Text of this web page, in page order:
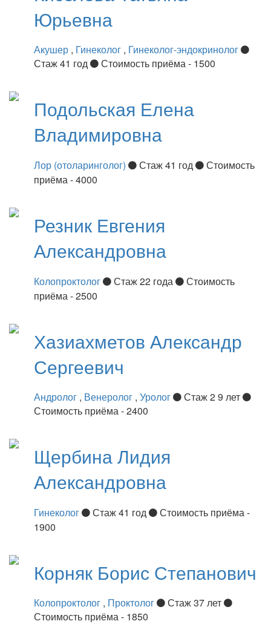
Юрьевна
Акушер , Гинеколог , Гинеколог-эндокринолог
Стаж 41 год
Стоимость приёма - 1500
Подольская Елена
Владимировна
Лор (отоларинголог) Стаж 41 год
Стоимость
приёма - 4000
Резник Евгения
Александровна
Колопроктолог Стаж 22 года
Стоимость
приёма - 2500
Хазиахметов Александр
Сергеевич
Андролог , Венеролог , Уролог
Стаж 2 9 лет
Стоимость приёма - 2400
ЩербинаЛидия
Александровна
Гинеколог Стаж 41 год
Стоимость приёма -
1900
Корняк Борис Степанович
Колопроктолог , Проктолог
Стаж 37 лет
Стоимость приёма - 1850